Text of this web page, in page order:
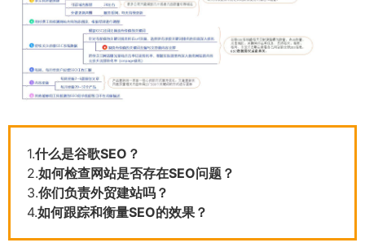
1.什么是谷歌SEO？
2.如何检查网站是否存在SEO问题？
3.你们负责外贸建站吗？
4.如何跟踪和衡量SEO的效果？